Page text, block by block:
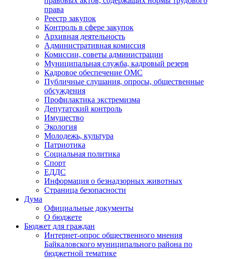
права
Реестр закупок
Контроль в сфере закупок
Архивная деятельность
Административная комиссия
Комиссии, советы администрации
Муниципальная служба, кадровый резерв
Кадровое обеспечение ОМС
Публичные слушания, опросы, общественные
обсуждения
Профилактика экстремизма
Депутатский контроль
Имущество
Экология
Молодежь, культура
Патриотика
Социальная политика
Спорт
ЕДДС
Информация о безнадзорных животных
Страница безопасности
Дума
Официальные документы
О бюджете
Бюджет для граждан
Интернет-опрос общественного мнения
Байкаловского муниципального района по
бюджетной тематике